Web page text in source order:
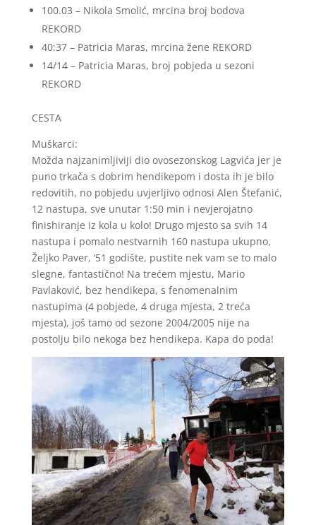
100.03 – Nikola Smolić, mrcina broj bodova
REKORD
40:37 – Patricia Maras, mrcina žene REKORD
14/14 – Patricia Maras, broj pobjeda u sezoni
REKORD
CESTA
Muškarci:
Možda najzanimljiviji dio ovosezonskog Lagvića jer je
puno trkača s dobrim hendikepom i dosta ih je bilo
redovitih, no pobjedu uvjerljivo odnosi Alen Štefanić,
12 nastupa, sve unutar 1:50 min i nevjerojatno
finishiranje iz kola u kolo! Drugo mjesto sa svih 14
nastupa i pomalo nestvarnih 160 nastupa ukupno,
Željko Paver, ‘51 godište, pustite nek vam se to malo
slegne, fantastično! Na trećem mjestu, Mario
Pavlaković, bez hendikepa, s fenomenalnim
nastupima (4 pobjede, 4 druga mjesta, 2 treća
mjesta), još tamo od sezone 2004/2005 nije na
postolju bilo nekoga bez hendikepa. Kapa do poda!